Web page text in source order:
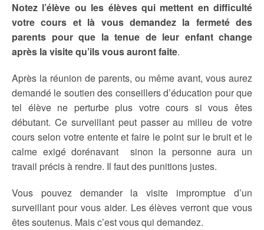
Notez l’élève ou les élèves qui mettent en difficulté
votre cours et là vous demandez la fermeté des
parents pour que la tenue de leur enfant change
après la visite qu’ils vous auront faite.
Après la réunion de parents, ou même avant, vous aurez
demandé le soutien des conseillers d’éducation pour que
tel élève ne perturbe plus votre cours si vous êtes
débutant. Ce surveillant peut passer au milieu de votre
cours selon votre entente et faire le point sur le bruit et le
calme exigé dorénavant sinon la personne aura un
travail précis à rendre. Il faut des punitions justes.
Vous pouvez demander la visite impromptue d’un
surveillant pour vous aider. Les élèves verront que vous
êtes soutenus. Mais c’est vous qui demandez.